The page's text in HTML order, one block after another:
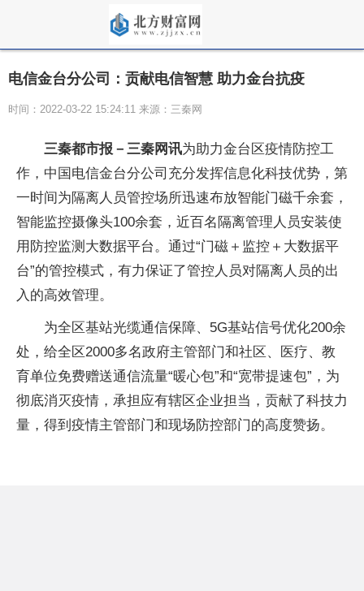
电信金台分公司：贡献电信智慧 助力金台抗疫
时间：2022-03-22 15:24:11 来源：三秦网
三秦都市报－三秦网讯为助力金台区疫情防控工
作，中国电信金台分公司充分发挥信息化科技优势，第
一时间为隔离人员管控场所迅速布放智能门磁千余套，
智能监控摄像头100余套，近百名隔离管理人员安装使
用防控监测大数据平台。通过“门磁＋监控＋大数据平
台”的管控模式，有力保证了管控人员对隔离人员的出
入的高效管理。
为全区基站光缆通信保障、5G基站信号优化200余
处，给全区2000多名政府主管部门和社区、医疗、教
育单位免费赠送通信流量“暖心包”和“宽带提速包”，为
彻底消灭疫情，承担应有辖区企业担当，贡献了科技力
量，得到疫情主管部门和现场防控部门的高度赞扬。